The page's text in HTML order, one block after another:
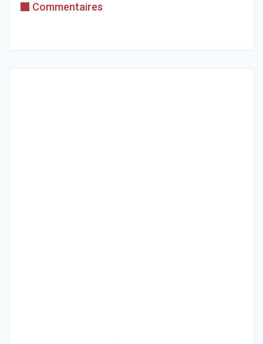
Commentaires